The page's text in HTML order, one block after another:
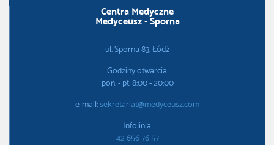
Centra Medyczne
Medyceusz - Sporna
ul. Sporna 83, Łódź
Godziny otwarcia:
pon. - pt. 8:00 - 20:00
e-mail:sekretariat@medyceusz.com
Infolinia:
42 656 76 57